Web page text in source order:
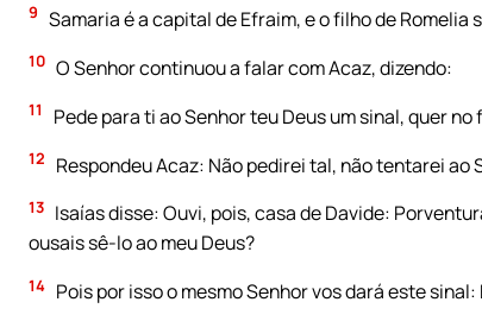
9 Samaria é a capital de Efraim, e o filho de
10 O Senhor continuou a falar com Acaz, dizendo:
11 Pede para ti ao Senhor teu Deus um sinal, quer
12 Respondeu Acaz: Não pedirei tal, não tentarei ao
13 Isaías disse: Ouvi, pois, casa de Davide:
ousais sê-lo ao meu Deus?
14 Pois por isso o mesmo Senhor vos dará este